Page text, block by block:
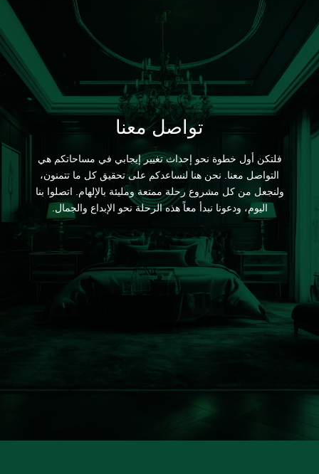
تواصل معنا
فلتكن أول خطوة نحو إحداث تغيير إيجابي في مساحاتكم هي
التواصل معنا. نحن هنا لنساعدكم على تحقيق كل ما تتمنون،
ولنجعل من كل مشروع رحلة ممتعة ومليئة بالإلهام. اتصلوا بنا
اليوم، ودعونا نبدأ معاً هذه الرحلة نحو الإبداع والجمال.